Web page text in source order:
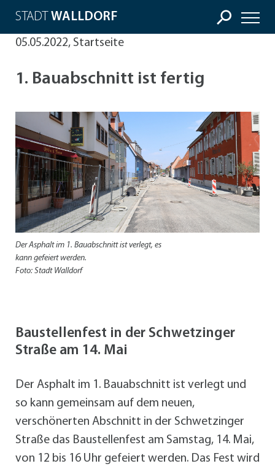
STADT WALLDORF
05.05.2022, Startseite
1. Bauabschnitt ist fertig
Der Asphalt im 1. Bauabschnitt ist verlegt, es
kann gefeiert werden.
Foto: Stadt Walldorf
Baustellenfest in der Schwetzinger
Straße am 14. Mai
Der Asphalt im 1. Bauabschnitt ist verlegt und
so kann gemeinsam auf dem neuen,
verschönerten Abschnitt in der Schwetzinger
Straße das Baustellenfest am Samstag, 14. Mai,
von 12 bis 16 Uhr gefeiert werden. Das Fest wird